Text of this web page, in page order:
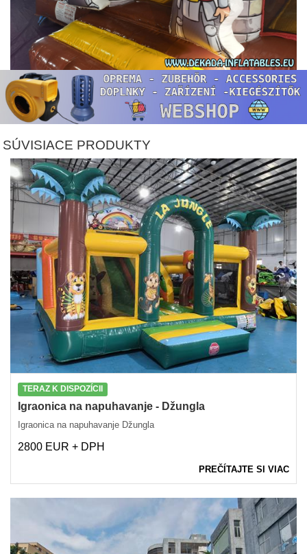
SÚVISIACE PRODUKTY
TERAZ K DISPOZÍCII
Igraonica na napuhavanje - Džungla
Igraonica na napuhavanje Džungla
2800 EUR + DPH
PREČÍTAJTE SI VIAC